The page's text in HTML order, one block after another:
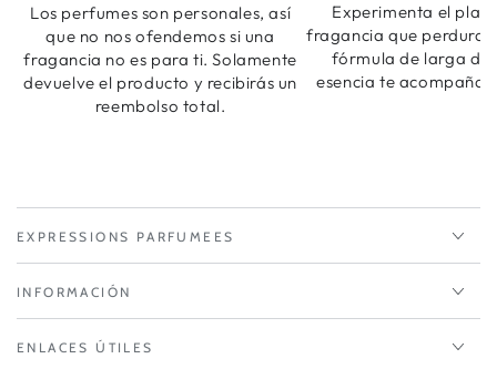
Los perfumes son personales, así
que no nos ofendemos si una
fragancia no es para ti. Solamente
devuelve el producto y recibirás un
reembolso total.
Experimenta el
fragancia que perdura.
fórmula de larga
esencia te acompaña
EXPRESSIONS PARFUMEES
INFORMACIÓN
ENLACES ÚTILES